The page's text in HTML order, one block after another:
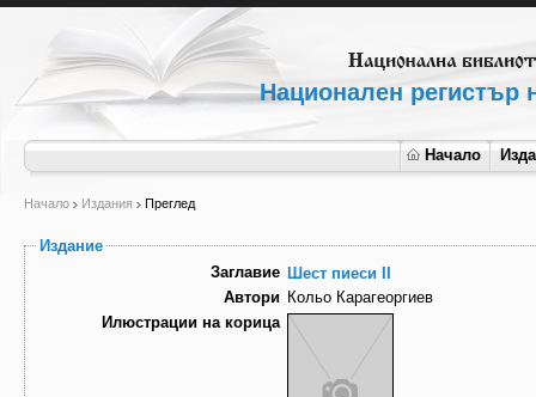
Национален регистър
Начало
Начало Издания Преглед
Издание
Заглавие Шест пиеси II
Автори Кольо Карагеоргиев
Илюстрации на корица